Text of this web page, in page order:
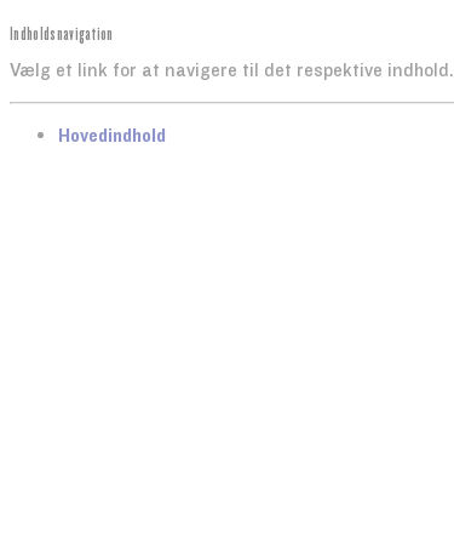
Indholdsnavigation
Vælg et link for at navigere til det respektive indhold.
gå til
Hovedindhold